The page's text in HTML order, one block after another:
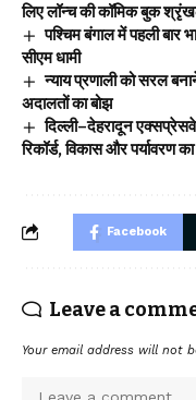
लिए लॉन्च की कॉमिक बुक
पश्चिम बंगाल में पहली बार
सीएम धामी
न्याय प्रणाली को सरल
अदालतों का बोझ
दिल्ली–देहरादून
रिकॉर्ड, विकास और पर्यावरण
Facebook
Leave a
Your email address will not